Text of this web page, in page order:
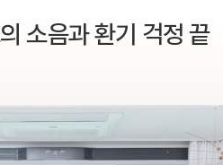
소음과 환기 걱정 끝